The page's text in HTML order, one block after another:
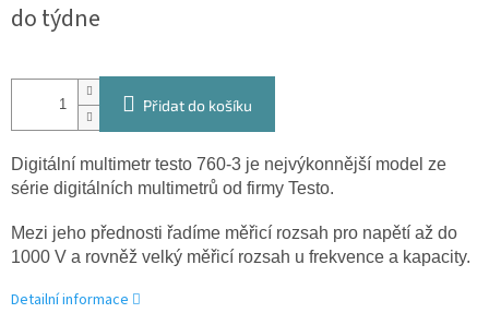
cena:
do týdne
Přidat do košíku
Digitální multimetr testo 760-3 je nejvýkonnější model ze
série digitálních multimetrů od firmy Testo.
Mezi jeho přednosti řadíme měřicí rozsah pro napětí až do
1000 V a rovněž velký měřicí rozsah u frekvence a kapacity.
Detailní informace